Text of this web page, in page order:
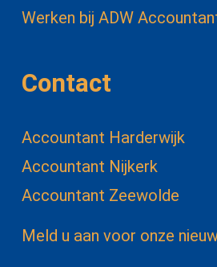
Werken bij ADW
Contact
Accountant Harderwijk
Accountant Nijkerk
Accountant Zeewolde
Meld u aan voor onze